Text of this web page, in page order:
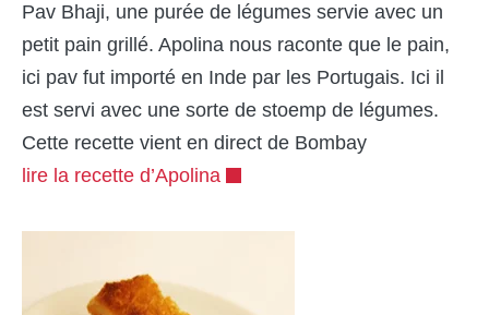
Pav Bhaji, une purée de légumes servie avec un
petit pain grillé. Apolina nous raconte que le pain,
ici pav fut importé en Inde par les Portugais. Ici il
est servi avec une sorte de stoemp de légumes.
Cette recette vient en direct de Bombay
lire la recette d’Apolina